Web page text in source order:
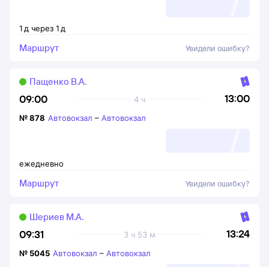
1 д через 1 д
Маршрут Увидели ошибку?
09:00 13:00
4 ч
Пащенко В.А.
ежедневно
№878 Автовокзал – Автовокзал
Маршрут Увидели ошибку?
09:31 13:24
3 ч 53 м
Шериев М.А.
№ 5045 Автовокзал – Автовокзал